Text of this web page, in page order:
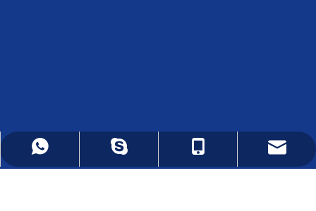
+86 - 13928032657
+86 - 13928032657
daniel.wu@sinopakelectric.com